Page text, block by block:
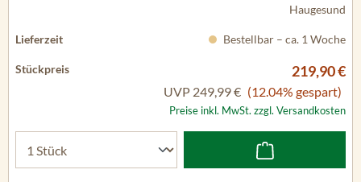
Haugesund
Bestellbar – ca. 1 Woche
219,90 €
UVP 249,99 € (12.04% gespart)
Preise inkl. MwSt. zzgl. Versandkosten